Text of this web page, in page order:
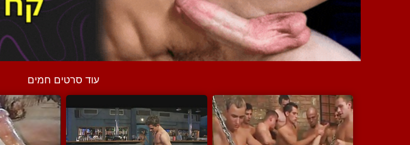
עוד סרטים חמים